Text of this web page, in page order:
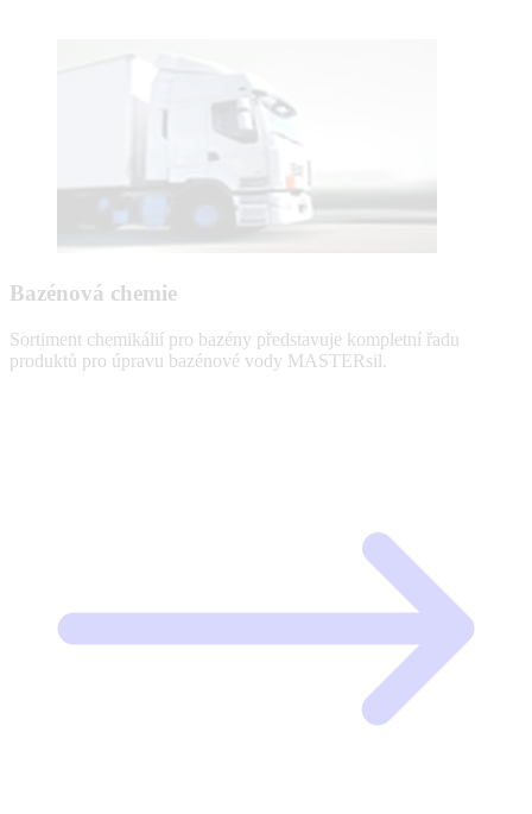
Bazénová chemie
Sortiment chemikálií pro bazény představuje kompletní řadu
produktů pro úpravu bazénové vody MASTERsil.